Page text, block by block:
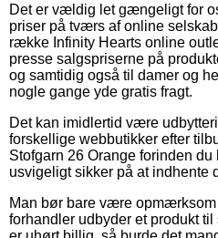
Det er vældig let gængeligt for
priser på tværs af online
række Infinity Hearts online
presse salgspriserne på
og samtidig også til damer og
nogle gange yde gratis fragt.
Det kan imidlertid være
forskellige webbutikker efter
Stofgarn 26 Orange forinden
usvigeligt sikker på at indhente
Man bør bare være opmærksom
forhandler udbyder et produkt